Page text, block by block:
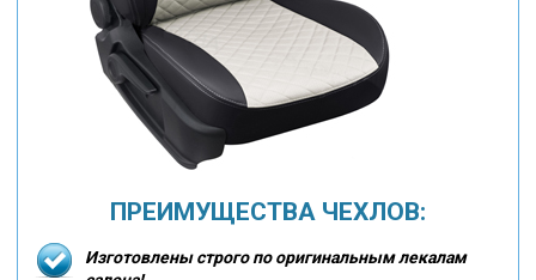
ПРЕИМУЩЕСТВА ЧЕХЛОВ:
Изготовлены строго по оригинальным лекалам